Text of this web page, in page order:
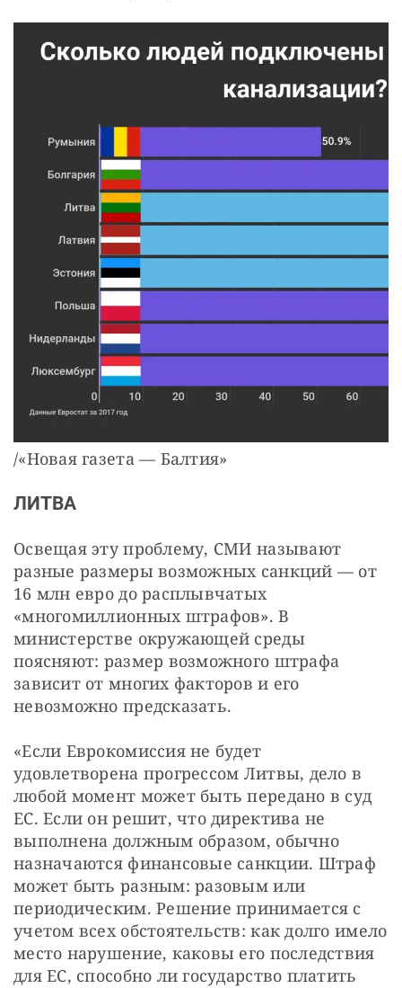
/«Новая газета — Балтия»
ЛИТВА
Освещая эту проблему, СМИ называют
разные размеры возможных санкций — от
16 млн евро до расплывчатых
«многомиллионных штрафов». В
министерстве окружающей среды
поясняют: размер возможного штрафа
зависит от многих факторов и его
невозможно предсказать.
«Если Еврокомиссия не будет
удовлетворена прогрессом Литвы, дело в
любой момент может быть передано в суд
ЕС. Если он решит, что директива не
выполнена должным образом, обычно
назначаются финансовые санкции. Штраф
может быть разным: разовым или
периодическим. Решение принимается с
учетом всех обстоятельств: как долго имело
место нарушение, каковы его последствия
для ЕС, способно ли государство платить